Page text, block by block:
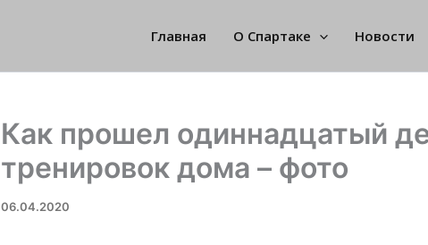
Главная О Спартаке Новости
Как прошел одиннадцатый
тренировок дома – фото
06.04.2020